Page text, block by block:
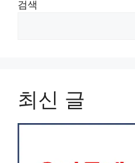
검색
최신 글